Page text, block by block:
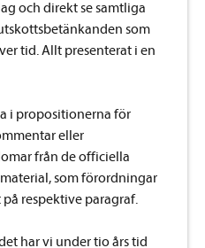
och direkt se samtliga
som
tid. Allt presenterat i en
i propositionerna för
eller
från de officiella
som förordningar
respektive paragraf.
har vi under tio års tid